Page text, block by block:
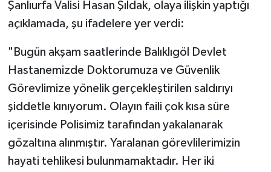
Şanlıurfa Valisi Hasan Şıldak, olaya ilişkin yaptığı
açıklamada, şu ifadelere yer verdi:
"Bugün akşam saatlerinde Balıklıgöl Devlet
Hastanemizde Doktorumuza ve Güvenlik
Görevlimize yönelik gerçekleştirilen saldırıyı
şiddetle kınıyorum. Olayın faili çok kısa süre
içerisinde Polisimiz tarafından yakalanarak
gözaltına alınmıştır. Yaralanan görevlilerimizin
hayati tehlikesi bulunmamaktadır. Her iki